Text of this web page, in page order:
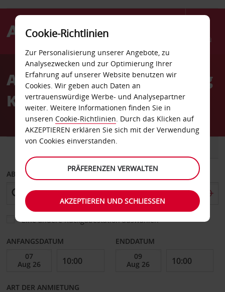
Menü
AvisAutovermietung Winnipeg
King Edward Str
ABHOLEN VON
Eine andere Rückgabestation auswählen
ANFANGSDATUM ENDDATUM
ART DER ANMIETUNG
Cookie-Richtlinien
Zur Personalisierung unserer Angebote, zu
Analysezwecken und zur Optimierung Ihrer
Erfahrung auf unserer Website benutzen wir
Cookies. Wir geben auch Daten an
vertrauenswürdige Werbe- und Analysepartner
weiter. Weitere Informationen finden Sie in
unseren Cookie-Richtlinien. Durch das Klicken auf
AKZEPTIEREN erklären Sie sich mit der Verwendung
von Cookies einverstanden.
PRÄFERENZEN VERWALTEN
AKZEPTIEREN UND SCHLIESSEN